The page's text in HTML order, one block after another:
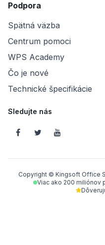
Podpora
Spätná väzba
Centrum pomoci
WPS Academy
Čo je nové
Technické špecifikácie
Sledujte nás
Copyright © Kingsoft Office
Viac ako 200 miliónov